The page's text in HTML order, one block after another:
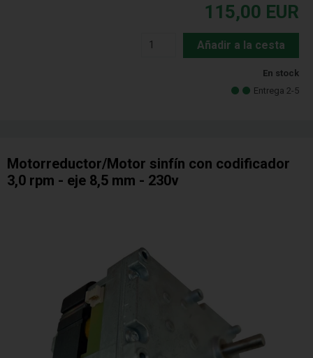
115,00 EUR
Añadir a la cesta
En stock
Entrega 2-5
Motorreductor/Motor sinfín con codificador
3,0 rpm - eje 8,5 mm - 230v